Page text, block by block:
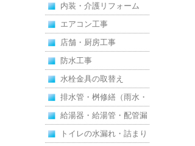
内装・介護リフォーム
エアコン工事
店舗・厨房工事
防水工事
水栓金具の取替え
排水管・桝修繕（雨水・
汚水）
給湯器・給湯管・配管漏
れ
トイレの水漏れ・詰まり